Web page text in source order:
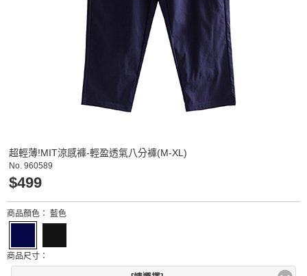
超輕薄!MIT涼感褲-輕盈透氣八分褲(M-XL)
No. 960589
$499
商品顏色： 藍色
商品尺寸：